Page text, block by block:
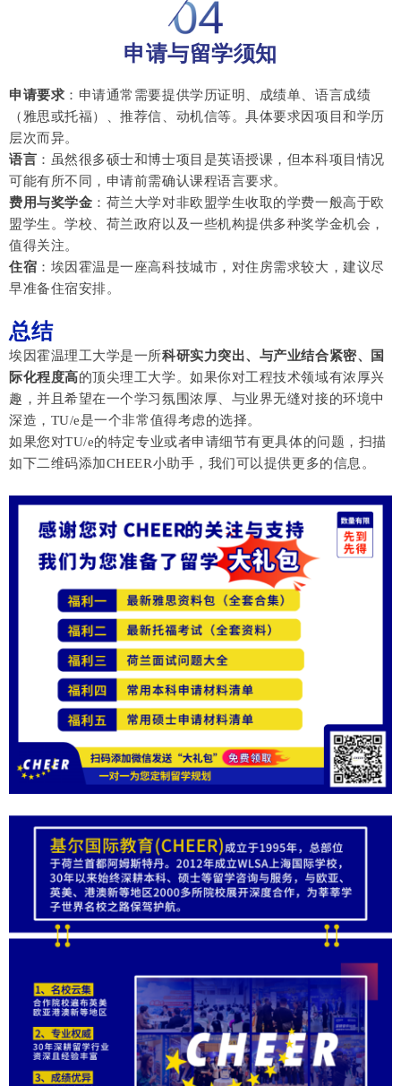
申请与留学须知
申请要求 ：申请通常需要提供学历证明、成绩单、语言成绩
（雅思或托福）、推荐信、动机信等。具体要求因项目和学历
层次而异。
语言 ：虽然很多硕士和博士项目是英语授课，但本科项目情况
可能有所不同，申请前需确认课程语言要求。
费用与奖学金 ：荷兰大学对非欧盟学生收取的学费一般高于欧
盟学生。学校、荷兰政府以及一些机构提供多种奖学金机会，
值得关注。
住宿 ：埃因霍温是一座高科技城市，对住房需求较大，建议尽
早准备住宿安排。
总结
埃因霍温理工大学是一所科研实力突出、与产业结合紧密、国
际化程度高的顶尖理工大学。如果你对工程技术领域有浓厚兴
趣，并且希望在一个学习氛围浓厚、与业界无缝对接的环境中
深造，TU/e是一个非常值得考虑的选择。
如果您对TU/e的特定专业或者申请细节有更具体的问题，扫描
如下二维码添加CHEER小助手，我们可以提供更多的信息。